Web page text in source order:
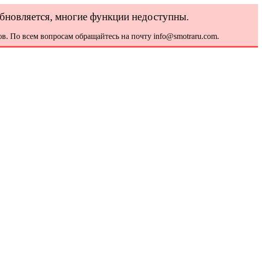
многие функции недоступны.
По всем вопросам обращайтесь на почту info@smotraru.com.